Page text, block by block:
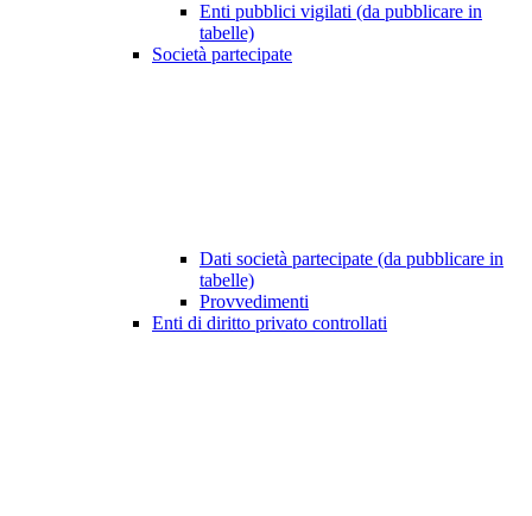
Enti pubblici vigilati (da pubblicare in
tabelle)
Società partecipate
Dati società partecipate (da pubblicare in
tabelle)
Provvedimenti
Enti di diritto privato controllati